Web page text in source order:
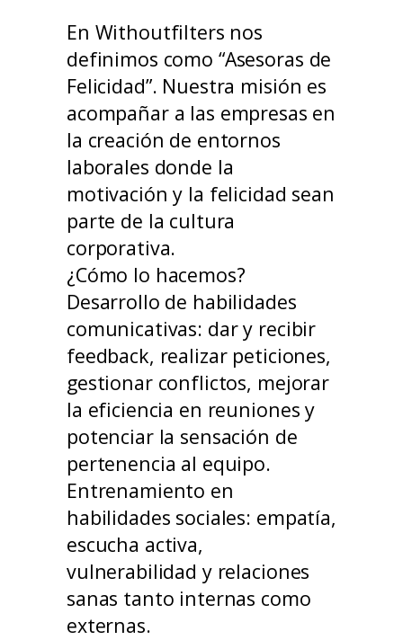
En Withoutfilters nos
definimos como “Asesoras de
Felicidad”. Nuestra misión es
acompañar a las empresas en
la creación de entornos
laborales donde la
motivación y la felicidad sean
parte de la cultura
corporativa.
¿Cómo lo hacemos?
Desarrollo de habilidades
comunicativas: dar y recibir
feedback, realizar peticiones,
gestionar conflictos, mejorar
la eficiencia en reuniones y
potenciar la sensación de
pertenencia al equipo.
Entrenamiento en
habilidades sociales: empatía,
escucha activa,
vulnerabilidad y relaciones
sanas tanto internas como
externas.